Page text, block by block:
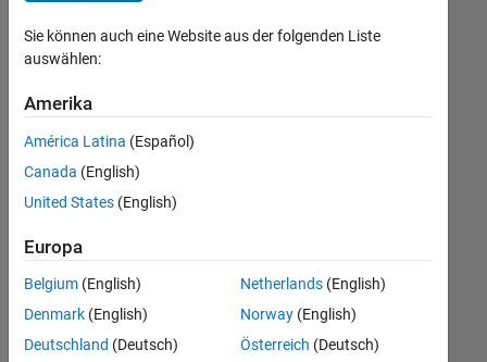
Customer Support
Education Sales
Marketing Services
Business Model Team
Finance and Operations
Human Resources
Büro- und Verwaltungsdienste
Derzeit
es
keine
offenen
Stellen,
Ihren
Suchkriterien
entsprechen.
können
Sie können auch eine Website aus der folgenden Liste
auswählen:
Amerika
América Latina (Español)
Canada (English)
United States (English)
Europa
Belgium (English)
Denmark (English)
Deutschland (Deutsch)
Netherlands(English)
Norway(English)
Österreich (Deutsch)